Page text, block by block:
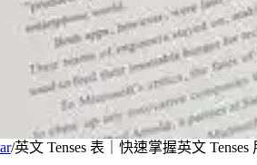
/英文 Tenses 表｜快速掌握英文